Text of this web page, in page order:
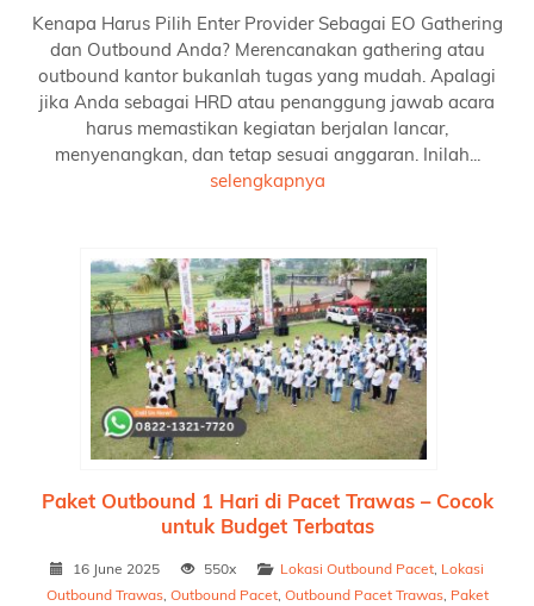
Kenapa Harus Pilih Enter Provider Sebagai EO Gathering
dan Outbound Anda? Merencanakan gathering atau
outbound kantor bukanlah tugas yang mudah. Apalagi
jika Anda sebagai HRD atau penanggung jawab acara
harus memastikan kegiatan berjalan lancar,
menyenangkan, dan tetap sesuai anggaran. Inilah...
selengkapnya
Paket Outbound 1 Hari di Pacet Trawas – Cocok
untuk Budget Terbatas
16 June 2025 550x Lokasi Outbound Pacet, Lokasi
Outbound Trawas, Outbound Pacet, Outbound Pacet Trawas, Paket